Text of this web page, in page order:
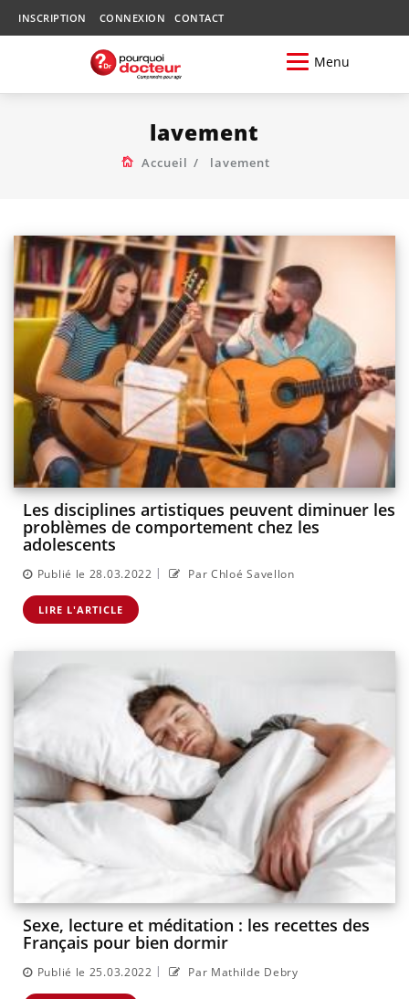
INSCRIPTION CONNEXION CONTACT
Menu
lavement
Accueil lavement
Les disciplines artistiques peuvent diminuer les
problèmes de comportement chez les
adolescents
Publié le 28.03.2022 | Par Chloé Savellon
LIRE L'ARTICLE
Sexe, lecture et méditation : les recettes des
Français pour bien dormir
Publié le 25.03.2022 | Par Mathilde Debry